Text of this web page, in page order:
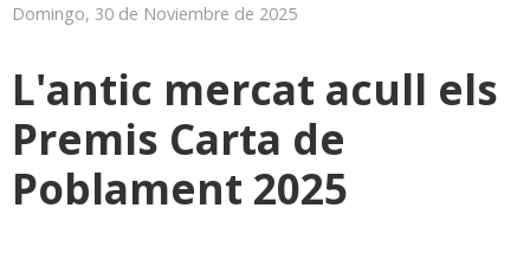
Domingo, 30 de Noviembre de 2025
L'antic mercat acull els
Premis Carta de
Poblament 2025